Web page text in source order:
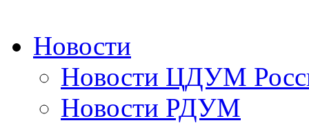
Новости
Новости ЦДУМ
Новости РДУМ